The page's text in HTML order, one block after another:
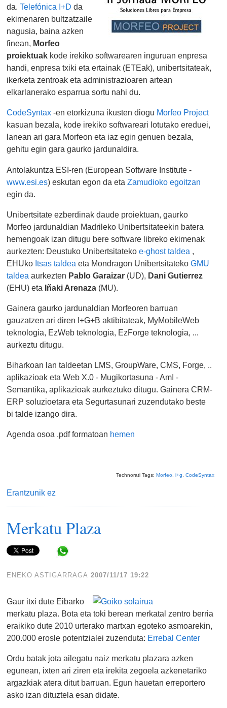
da.Telefónica I+D da
ekimenaren bultzatzaile
nagusia, baina azken
finean, Morfeo
proiektuak kode irekiko softwarearen inguruan enpresa
handi, enpresa txiki eta ertainak (ETEak), unibertsitateak,
ikerketa zentroak eta administrazioaren artean
elkarlanerako esparrua sortu nahi du.
CodeSyntax -en etorkizuna ikusten diogu Morfeo Project
kasuan bezala, kode irekiko softwareari lotutako ereduei,
lanean ari gara Morfeon eta iaz egin genuen bezala,
gehitu egin gara gaurko jardunaldira.
Antolakuntza ESI-ren (European Software Institute -
www.esi.es) eskutan egon da etaZamudioko egoitzan
egin da.
Unibertsitate ezberdinak daude proiektuan, gaurko
Morfeo jardunaldian Madrileko Unibertsitateekin batera
hemengoak izan ditugu bere software libreko ekimenak
aurkezten: Deustuko Unibertsitatekoe-ghost taldea ,
EHUko Itsas taldea eta Mondragon UnibertsitatekoGMU
taldea aurkezten Pablo Garaizar (UD), Dani Gutierrez
(EHU) eta Iñaki Arenaza (MU).
Gainera gaurko jardunaldian Morfeoren barruan
gauzatzen ari diren I+G+B aktibitateak, MyMobileWeb
teknologia, EzWeb teknologia, EzForge teknologia, ...
aurkeztu ditugu.
Biharkoan lan taldeetan LMS, GroupWare, CMS, Forge, ..
aplikazioak eta Web X.0 - Mugikortasuna - AmI -
Semantika, aplikazioak aurkeztuko ditugu. Gainera CRM-
ERP soluzioetara eta Segurtasunari zuzendutako beste
bi talde izango dira.
Agenda osoa .pdf formatoan hemen
Technorati Tags: Morfeo, i+g CodeSyntax
Erantzunik ez
Merkatu Plaza
ENEKO ASTIGARRAGA 2007/11/17 19:22
Gaur itxi dute Eibarko
merkatu plaza. Bota eta toki berean merkatal zentro berria
eraikiko dute 2010 urterako martxan egoteko asmoarekin,
200.000 erosle potentzialei zuzenduta: Errebal Center
Ordu batak jota ailegatu naiz merkatu plazara azken
egunean, ixten ari ziren eta irekita zegoela azkenetariko
argazkiak atera ditut barruan. Egun hauetan erreportero
asko izan dituztela esan didate.